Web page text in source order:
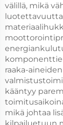
välillä, mikä
raaka-
kääntyy
mikä johtaa